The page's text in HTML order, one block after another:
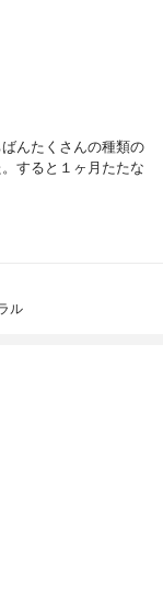
んたくさんの種類の
すると１ヶ月たたな
ル